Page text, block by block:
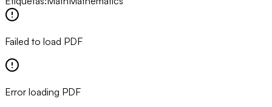
Failed to load PDF
Error loading PDF